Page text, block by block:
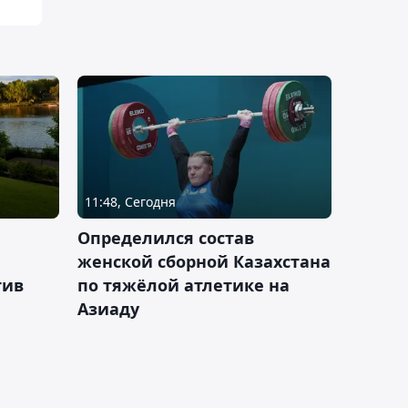
11:48, Сегодня
Определился состав
женской сборной Казахстана
по тяжёлой атлетике на
Азиаду